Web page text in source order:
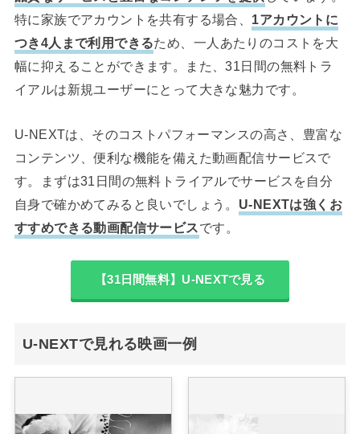
特に家族でアカウントを共有する場合、 1アカウントに
つき4人まで利用できるため、一人あたりのコストを大
幅に抑えることができます。また、31日間の無料トラ
イアルは新規ユーザーにとって大きな魅力です。
U-NEXTは、そのコストパフォーマンスの高さ、豊富な
コンテンツ、便利な機能を備えた動画配信サービスで
す。まずは31日間の無料トライアルでサービスを自分
自身で確かめてみると良いでしょう。 U-NEXTは強くお
すすめできる動画配信サービスです。
【31日間無料】U-NEXTで見る
U-NEXTで見れる映画一例